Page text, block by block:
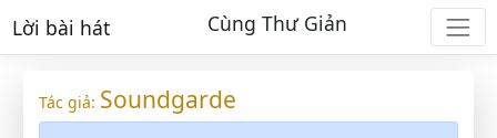
Lời bài hát Cùng Thư Giản
Tác giả: Soundgarde